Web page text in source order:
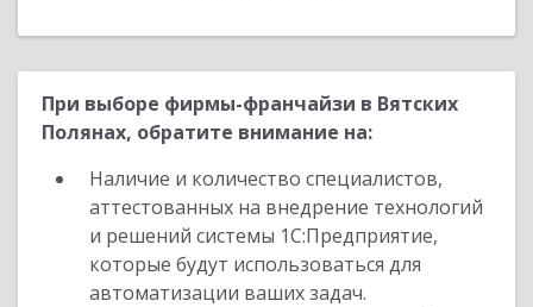
При выборе фирмы-франчайзи в Вятских
Полянах, обратите внимание на:
Наличие и количество специалистов,
аттестованных на внедрение технологий
и решений системы 1С:Предприятие,
которые будут использоваться для
автоматизации ваших задач.